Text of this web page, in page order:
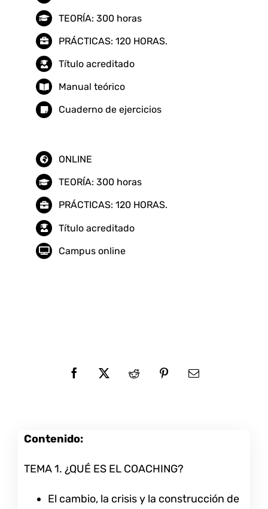
TEORÍA: 300 horas
PRÁCTICAS: 120 HORAS.
Título acreditado
Manual teórico
Cuaderno de ejercicios
ONLINE
TEORÍA: 300 horas
PRÁCTICAS: 120 HORAS.
Título acreditado
Campus online
Contenido:
TEMA 1. ¿QUÉ ES EL COACHING?
El cambio, la crisis y la construcción de